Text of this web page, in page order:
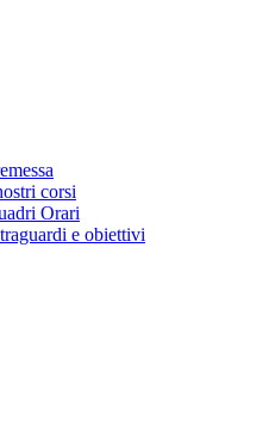
corsi
Orari
e obiettivi